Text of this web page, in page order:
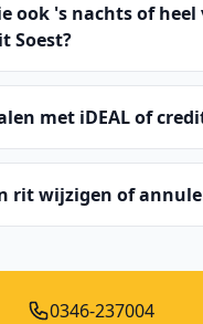
ook 's nachts of heel
Soest?
met iDEAL of
rit wijzigen of
0346-237004